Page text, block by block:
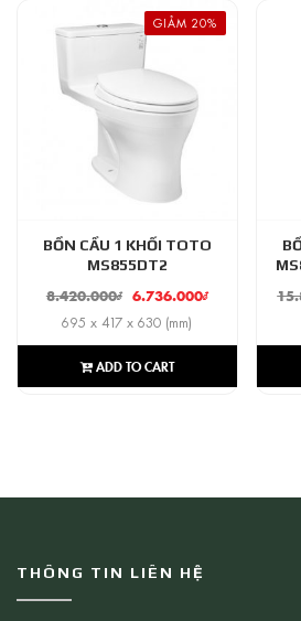
GIẢM 20%
BỒN CẦU 1 KHỐI TOTO
MS855DT2
8.420.000₫ 6.736.000₫
695 x 417 x 630 (mm)
ADD TO CART
THÔNG TIN LIÊN HỆ